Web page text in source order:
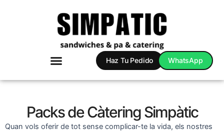
Haz Tu Pedido WhatsApp
Packs de Càtering Simpàtic
Quan vols oferir de tot sense complicar-te la vida, els nostres